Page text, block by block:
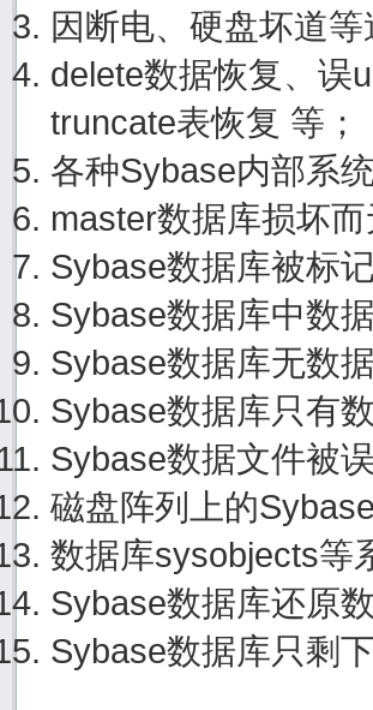
因断电、硬盘坏道
delete数据恢复、误
truncate表恢复 等；
各种Sybase内部系
master数据库损坏
Sybase数据库被标
Sybase数据库中数
Sybase数据库无数
Sybase数据库只有
Sybase数据文件被
磁盘阵列上的
数据库sysobjects等
Sybase数据库还原
Sybase数据库只剩